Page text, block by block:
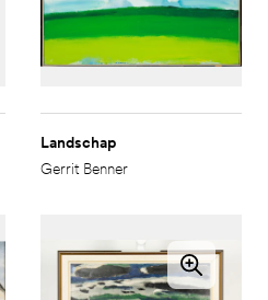
Landschap
Gerrit Benner